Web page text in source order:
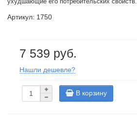
Артикул: 1750
7 539 руб.
Нашли дешевле?
В корзину